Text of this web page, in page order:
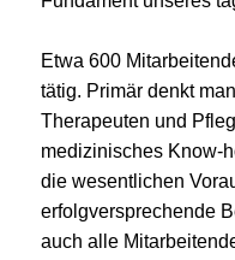
Etwa 600
tätig. Primär denkt
Therapeuten und
medizinisches Know-
die wesentlichen
erfolgversprechende
auch alle